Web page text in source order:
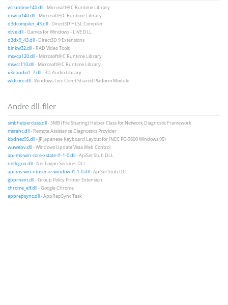
vcruntime140.dll- Microsoft® C Runtime Library
msvcp140.dll- Microsoft® C Runtime Library
d3dcompiler_43.dll- Direct3D HLSL Compiler
xlive.dll- Games for Windows - LIVE DLL
d3dx9_43.dll- Direct3D 9 Extensions
binkw32.dll- RAD Video Tools
msvcp120.dll- Microsoft® C Runtime Library
msvcr110.dll- Microsoft® C Runtime Library
x3daudio1_7.dll- 3D Audio Library
wldcore.dll- Windows Live Client Shared Platform Module
Andre dll-filer
smbhelperclass.dll- SMB (File Sharing) Helper Class for Network Diagnostic Framework
msrahc.dll- Remote Assistance Diagnostics Provider
kbdnec95.dll- JP Japanese Keyboard Layout for (NEC PC-9800 Windows 95)
wuwebv.dll- Windows Update Vista Web Control
api-ms-win-core-xstate-l1-1-0.dll- ApiSet Stub DLL
netlogon.dll- Net Logon Services DLL
api-ms-win-ntuser-ie-window-l1-1-0.dll- ApiSet Stub DLL
gpprnext.dll- Group Policy Printer Extension
chrome_elf.dll- Google Chrome
apprepsync.dll- AppRepSync Task